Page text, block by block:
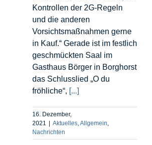
Kontrollen der 2G-Regeln
und die anderen
Vorsichtsmaßnahmen gerne
in Kauf.“ Gerade ist im festlich
geschmückten Saal im
Gasthaus Börger in Borghorst
das Schlusslied „O du
fröhliche“, [...]
16. Dezember,
2021
| Aktuelles Allgemein
Nachrichten